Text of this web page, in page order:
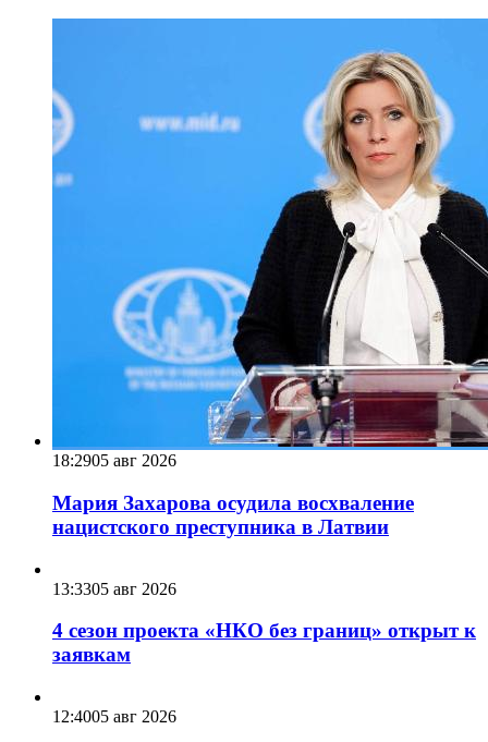
18:2905 авг 2026
Мария Захарова осудила восхваление
нацистского преступника в Латвии
13:3305 авг 2026
4 сезон проекта «НКО без границ» открыт к
заявкам
12:4005 авг 2026